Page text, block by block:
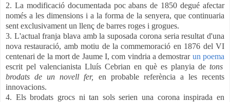
2. La modificació documentada poc abans de 1850 degué afectar
només a les dimensions i a la forma de la senyera, que continuaria
sent exclusivament un llenç de barres roges i grogues.
3. L'actual franja blava amb la suposada corona seria resultat d'una
nova restauració, amb motiu de la commemoració en 1876 del VI
centenari de la mort de Jaume I, com vindria a demostrar un poema
escrit pel valencianista Lluís Cebrian en què es planyia de tons
brodats de un novell fer, en probable referència a les recents
innovacions.
4. Els brodats grocs ni tan sols serien una corona inspirada en